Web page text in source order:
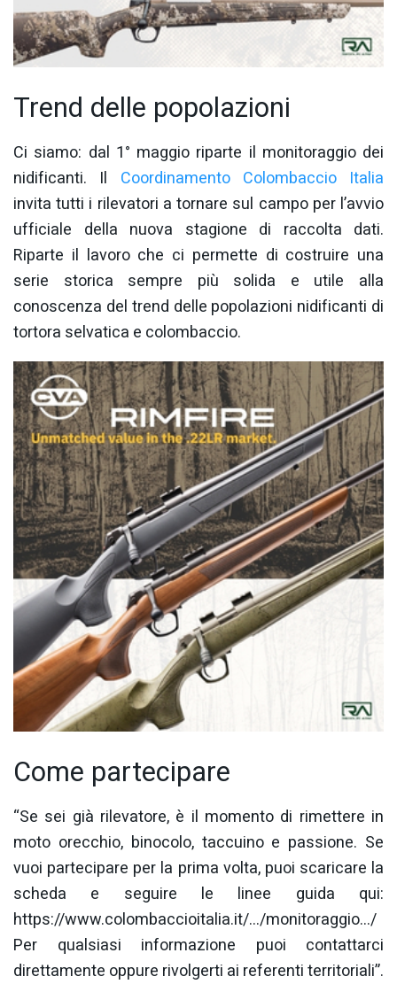
Trend delle popolazioni
Ci siamo: dal 1° maggio riparte il monitoraggio dei
nidificanti. Il Coordinamento Colombaccio Italia
invita tutti i rilevatori a tornare sul campo per l’avvio
ufficiale della nuova stagione di raccolta dati.
Riparte il lavoro che ci permette di costruire una
serie storica sempre più solida e utile alla
conoscenza del trend delle popolazioni nidificanti di
tortora selvatica e colombaccio.
Come partecipare
“Se sei già rilevatore, è il momento di rimettere in
moto orecchio, binocolo, taccuino e passione. Se
vuoi partecipare per la prima volta, puoi scaricare la
scheda e seguire le linee guida qui:
https://www.colombaccioitalia.it/…/monitoraggio…/
Per qualsiasi informazione puoi contattarci
direttamente oppure rivolgerti ai referenti territoriali”.